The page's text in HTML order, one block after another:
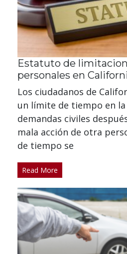
Estatuto de
personales en
Los ciudadanos de
un límite de tiempo en
demandas civiles
mala acción de otra
de tiempo se
Read More